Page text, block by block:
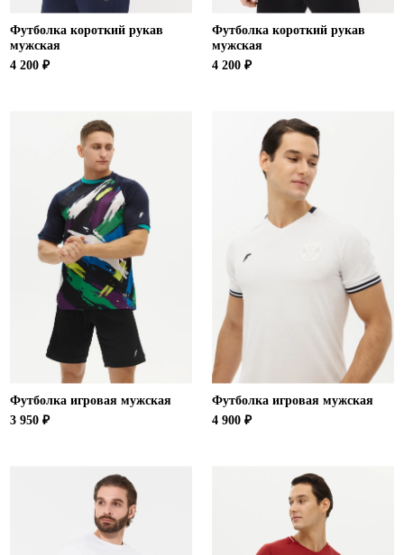
Футболка короткий рукав
мужская
4 200 ₽
Футболка короткий рукав
мужская
4 200 ₽
Футболка игровая мужская
3 950 ₽
Футболка игровая мужская
4 900 ₽